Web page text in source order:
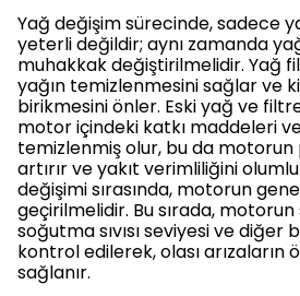
Yağ değişim sürecinde, sadece
yeterli değildir; aynı zamanda
muhakkak değiştirilmelidir. Yağ
yağın temizlenmesini sağlar ve
birikmesini önler. Eski yağ ve
motor içindeki katkı maddeleri
temizlenmiş olur, bu da motorun
artırır ve yakıt verimliliğini
değişimi sırasında, motorun
geçirilmelidir. Bu sırada, motorun
soğutma sıvısı seviyesi ve diğer
kontrol edilerek, olası
sağlanır.